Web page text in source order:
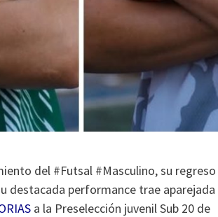
del #Futsal #Masculino, su regreso
destacada performance trae aparejada
a la Preselección juvenil Sub 20 de